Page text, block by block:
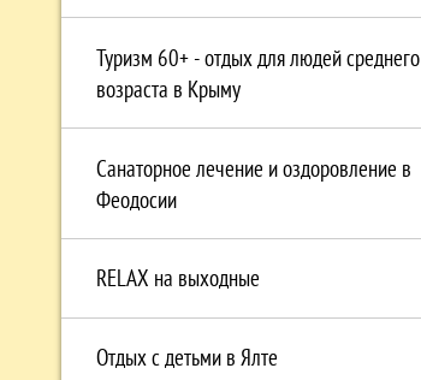
Туризм 60+ - отдых для людей среднего
возраста в Крыму
Санаторное лечение и оздоровление в
Феодосии
RELAX на выходные
Отдых с детьми в Ялте